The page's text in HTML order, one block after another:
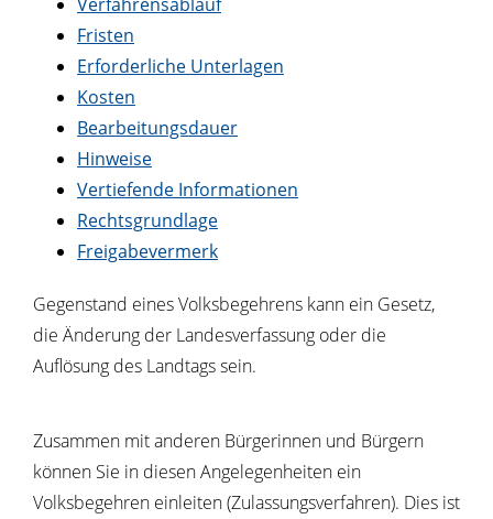
Fristen
Erforderliche Unterlagen
Kosten
Bearbeitungsdauer
Hinweise
Vertiefende Informationen
Rechtsgrundlage
Freigabevermerk
Gegenstand eines Volksbegehrens kann ein Gesetz,
die Änderung der Landesverfassung oder die
Auflösung des Landtags sein.
Zusammen mit anderen Bürgerinnen und Bürgern
können Sie in diesen Angelegenheiten ein
Volksbegehren einleiten (Zulassungsverfahren). Dies ist